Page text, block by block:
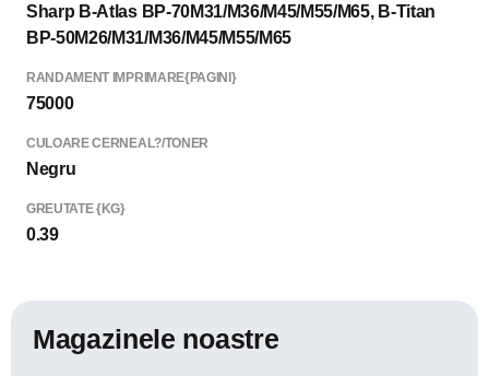
Sharp B-Atlas BP-70M31/M36/M45/M55/M65, B-Titan
BP-50M26/M31/M36/M45/M55/M65
RANDAMENT IMPRIMARE{PAGINI}
75000
CULOARE CERNEAL?/TONER
Negru
GREUTATE {KG}
0.39
Magazinele noastre